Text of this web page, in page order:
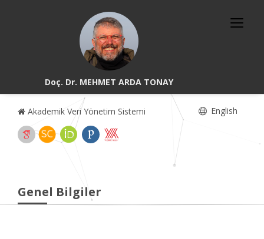
Doç. Dr. MEHMET ARDA TONAY
Akademik Veri Yönetim Sistemi English
Genel Bilgiler